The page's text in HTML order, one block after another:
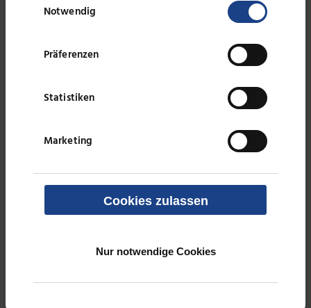
Notwendig
Präferenzen
Statistiken
Marketing
Cookies zulassen
Nur notwendige Cookies
erfolgreich im Betrieb. Die
eigenen Haus kann zudem von
für Vorführungen am Standort
Kundenpersonal und eigenen
„Durch die Investition in eine
Beizanlage wesentlich flexibler und